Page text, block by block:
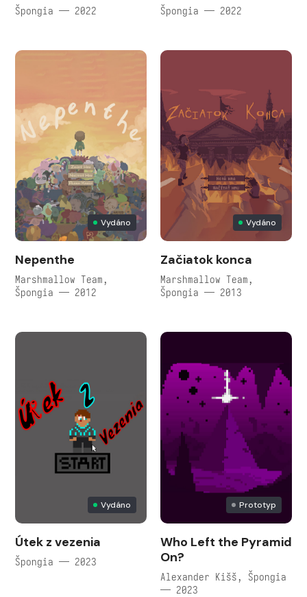
Špongia — 2022 Špongia — 2022
Vydáno
Nepenthe
Marshmallow Team,
Špongia — 2012
Vydáno
Začiatok konca
Marshmallow Team,
Špongia — 2013
Vydáno
Útek z vezenia
Špongia — 2023
Prototyp
Who Left the Pyramid
On?
Alexander Kišš, Špongia
— 2023